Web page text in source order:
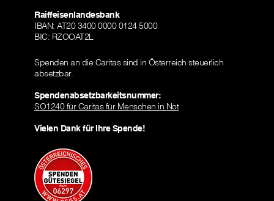
Raiffeisenlandesbank
IBAN: AT20 3400 0000 0124 5000
BIC: RZOOAT2L
Spenden an die Caritas sind in Österreich steuerlich
absetzbar.
Spendenabsetzbarkeitsnummer:
SO1240 für Caritas für Menschen in Not
Vielen Dank für Ihre Spende!